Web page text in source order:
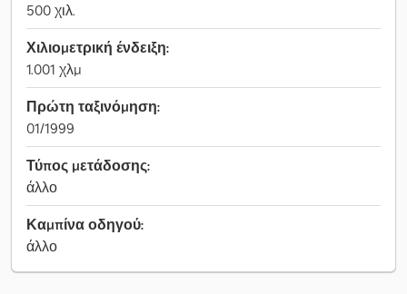
500 χιλ.
Χιλιομετρική ένδειξη:
1.001 χλμ
Πρώτη ταξινόμηση:
01/1999
Τύπος μετάδοσης:
άλλο
Καμπίνα οδηγού:
άλλο